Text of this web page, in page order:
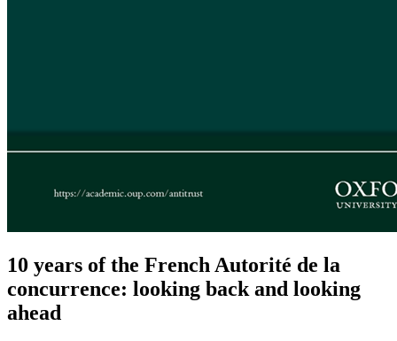
10 years of the French Autorité de la
concurrence: looking back and looking
ahead